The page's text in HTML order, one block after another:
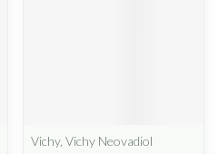
Vichy, Vichy Neovadiol